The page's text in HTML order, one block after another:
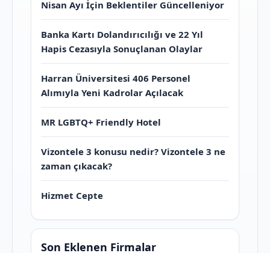
Nisan Ayı İçin Beklentiler Güncelleniyor
Banka Kartı Dolandırıcılığı ve 22 Yıl
Hapis Cezasıyla Sonuçlanan Olaylar
Harran Üniversitesi 406 Personel
Alımıyla Yeni Kadrolar Açılacak
MR LGBTQ+ Friendly Hotel
Vizontele 3 konusu nedir? Vizontele 3 ne
zaman çıkacak?
Hizmet Cepte
Son Eklenen Firmalar